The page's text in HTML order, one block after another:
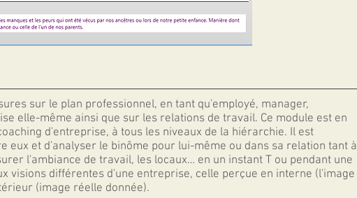
sur le plan professionnel, en tant qu'employé, manager,
elle-même ainsi que sur les relations de travail. Ce module est en
d'entreprise, à tous les niveaux de la hiérarchie. Il est
eux et d'analyser le binôme pour lui-même ou dans sa relation tant à
l'ambiance de travail, les locaux… en un instant T ou pendant une
visions différentes d'une entreprise, celle perçue en interne (l'image
(image réelle donnée).